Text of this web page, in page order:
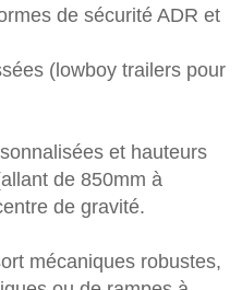
de sécurité ADR et
(lowboy trailers pour
et hauteurs
de 850mm à
de gravité.
mécaniques robustes,